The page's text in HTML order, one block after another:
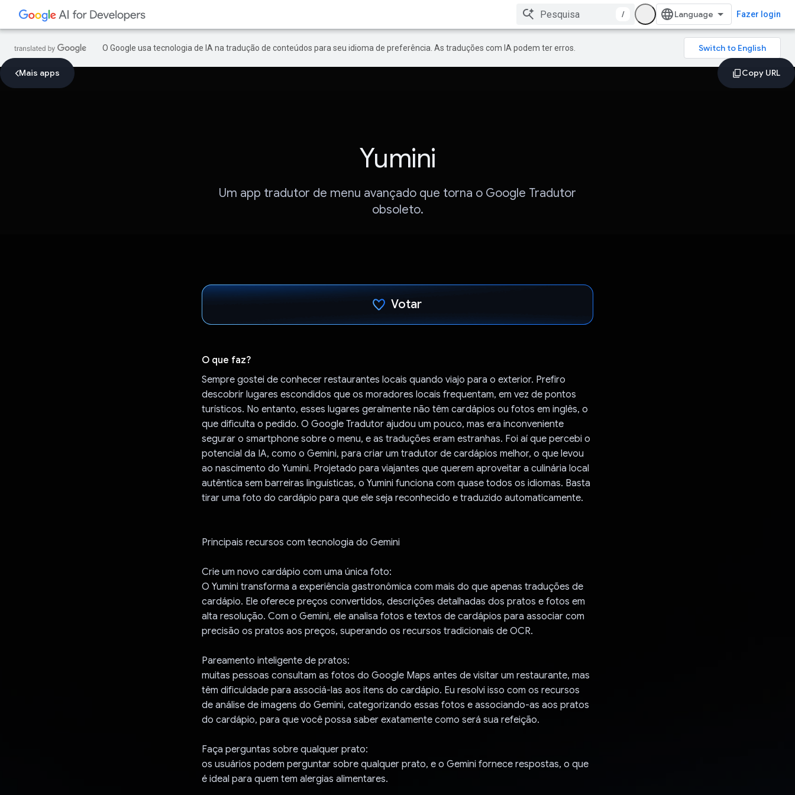
/ Fazer login
O Google usa tecnologia de IA na tradução de conteúdos para seu idioma de preferência. As traduções com IA podem ter erros.
Mais apps
Yumini
Um app tradutor de menu avançado que torna o Google Tradutor
obsoleto.
Votar
O que faz?
Sempre gostei de conhecer restaurantes locais quando viajo para o exterior. Prefiro
descobrir lugares escondidos que os moradores locais frequentam, em vez de pontos
turísticos. No entanto, esses lugares geralmente não têm cardápios ou fotos em inglês, o
que dificulta o pedido. O Google Tradutor ajudou um pouco, mas era inconveniente
segurar o smartphone sobre o menu, e as traduções eram estranhas. Foi aí que percebi o
potencial da IA, como o Gemini, para criar um tradutor de cardápios melhor, o que levou
ao nascimento do Yumini. Projetado para viajantes que querem aproveitar a culinária local
autêntica sem barreiras linguísticas, o Yumini funciona com quase todos os idiomas. Basta
tirar uma foto do cardápio para que ele seja reconhecido e traduzido automaticamente.
Principais recursos com tecnologia do Gemini
Crie um novo cardápio com uma única foto:
O Yumini transforma a experiência gastronômica com mais do que apenas traduções de
cardápio. Ele oferece preços convertidos, descrições detalhadas dos pratos e fotos em
alta resolução. Com o Gemini, ele analisa fotos e textos de cardápios para associar com
precisão os pratos aos preços, superando os recursos tradicionais de OCR.
Pareamento inteligente de pratos:
muitas pessoas consultam as fotos do Google Maps antes de visitar um restaurante, mas
têm dificuldade para associá-las aos itens do cardápio. Eu resolvi isso com os recursos
de análise de imagens do Gemini, categorizando essas fotos e associando-as aos pratos
do cardápio, para que você possa saber exatamente como será sua refeição.
Faça perguntas sobre qualquer prato:
os usuários podem perguntar sobre qualquer prato, e o Gemini fornece respostas, o que
é ideal para quem tem alergias alimentares.